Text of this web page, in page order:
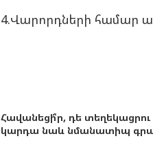
4.Վարորդների համար
Հավանեցի՞ր, դե տեղեկացրու
կարդա նաև նմանատիպ